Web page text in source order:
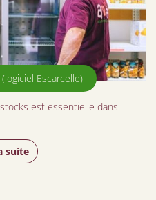
Escarcelle)
est essentielle dans
suite